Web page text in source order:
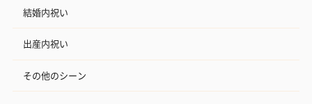
結婚内祝い
出産内祝い
その他のシーン